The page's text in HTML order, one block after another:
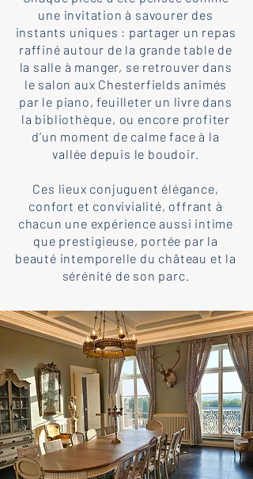
une invitation à savourer des
instants uniques : partager un repas
raffiné autour de la grande table de
la salle à manger, se retrouver dans
le salon aux Chesterfields animés
par le piano, feuilleter un livre dans
la bibliothèque, ou encore profiter
d’un moment de calme face à la
vallée depuis le boudoir.
Ces lieux conjuguent élégance,
confort et convivialité, offrant à
chacun une expérience aussi intime
que prestigieuse, portée par la
beauté intemporelle du château et la
sérénité de son parc.